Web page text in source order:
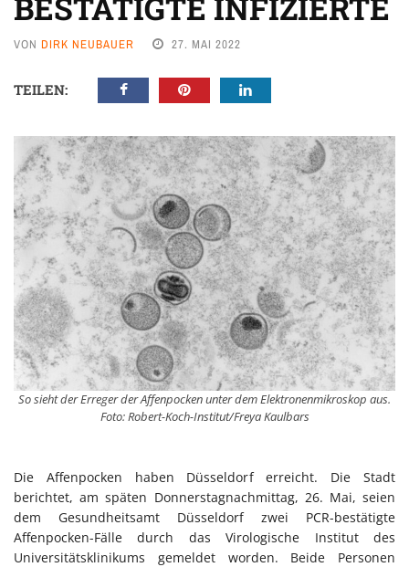
VON DIRK NEUBAUER 27. MAI 2022
TEILEN:
So sieht der Erreger der Affenpocken unter dem Elektronenmikroskop aus.
Foto: Robert-Koch-Institut/Freya Kaulbars
Die Affenpocken haben Düsseldorf erreicht. Die Stadt
berichtet, am späten Donnerstagnachmittag, 26. Mai, seien
dem Gesundheitsamt Düsseldorf zwei PCR-bestätigte
Affenpocken-Fälle durch das Virologische Institut des
Universitätsklinikums gemeldet worden. Beide Personen